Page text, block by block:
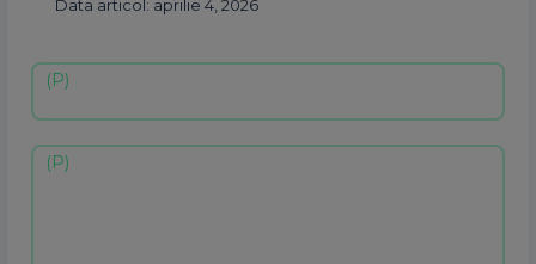
Data articol: aprilie 4, 2026